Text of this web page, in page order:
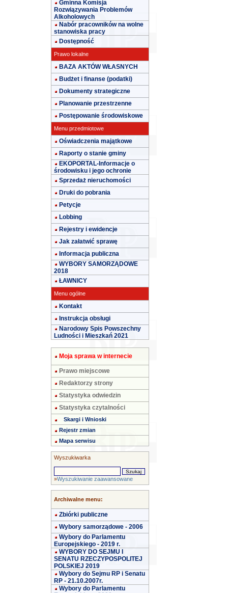
Gminna Komisja
Rozwiązywania Problemów
Alkoholowych
Nabór pracowników na wolne
stanowiska pracy
Dostępność
Prawo lokalne
BAZA AKTÓW WŁASNYCH
Budżet i finanse (podatki)
Dokumenty strategiczne
Planowanie przestrzenne
Postępowanie środowiskowe
Menu przedmiotowe
Oświadczenia majątkowe
Raporty o stanie gminy
EKOPORTAL-Informacje o
środowisku i jego ochronie
Sprzedaż nieruchomości
Druki do pobrania
Petycje
Lobbing
Rejestry i ewidencje
Jak załatwić sprawę
Informacja publiczna
WYBORY SAMORZĄDOWE
2018
ŁAWNICY
Menu ogólne
Kontakt
Instrukcja obsługi
Narodowy Spis Powszechny
Ludności i Mieszkań 2021
Moja sprawa w internecie
Prawo miejscowe
Redaktorzy strony
Statystyka odwiedzin
Statystyka czytalności
Skargi i Wnioski
Rejestr zmian
Mapa serwisu
Wyszukiwarka
»Wyszukiwanie zaawansowane
Archiwalne menu:
Zbiórki publiczne
Wybory samorządowe - 2006
Wybory do Parlamentu
Europejskiego - 2019 r.
WYBORY DO SEJMU I
SENATU RZECZYPOSPOLITEJ
POLSKIEJ 2019
Wybory do Sejmu RP i Senatu
RP - 21.10.2007r.
Wybory do Parlamentu